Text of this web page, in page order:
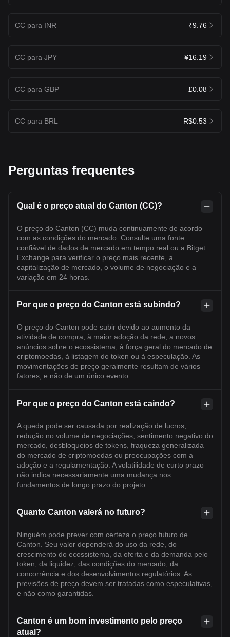
CC para INR ₹9.76
CC para JPY ¥16.19
CC para GBP £0.08
CC para BRL R$0.53
Perguntas frequentes
Qual é o preço atual do Canton (CC)?
O preço do Canton (CC) muda continuamente de acordo
com as condições do mercado. Consulte uma fonte
confiável de dados de mercado em tempo real ou a Bitget
Exchange para verificar o preço mais recente, a
capitalização de mercado, o volume de negociação e a
variação em 24 horas.
Por que o preço do Canton está subindo?
O preço do Canton pode subir devido ao aumento da
atividade de compra, à maior adoção da rede, a novos
anúncios sobre o ecossistema, à força geral do mercado de
criptomoedas, à listagem do token ou à especulação. As
movimentações de preço geralmente resultam de vários
fatores, e não de um único evento.
Por que o preço do Canton está caindo?
A queda pode ser causada por realização de lucros,
redução no volume de negociações, sentimento negativo do
mercado, desbloqueios de tokens, fraqueza generalizada
do mercado de criptomoedas ou preocupações com a
adoção e a regulamentação. A volatilidade de curto prazo
não indica necessariamente uma mudança nos
fundamentos de longo prazo do projeto.
Quanto Canton valerá no futuro?
Ninguém pode prever com certeza o preço futuro de
Canton. Seu valor dependerá do uso da rede, do
crescimento do ecossistema, da oferta e da demanda pelo
token, da liquidez, das condições do mercado, da
concorrência e dos desenvolvimentos regulatórios. As
previsões de preço devem ser tratadas como especulativas,
e não como garantidas.
Canton é um bom investimento pelo preço
atual?